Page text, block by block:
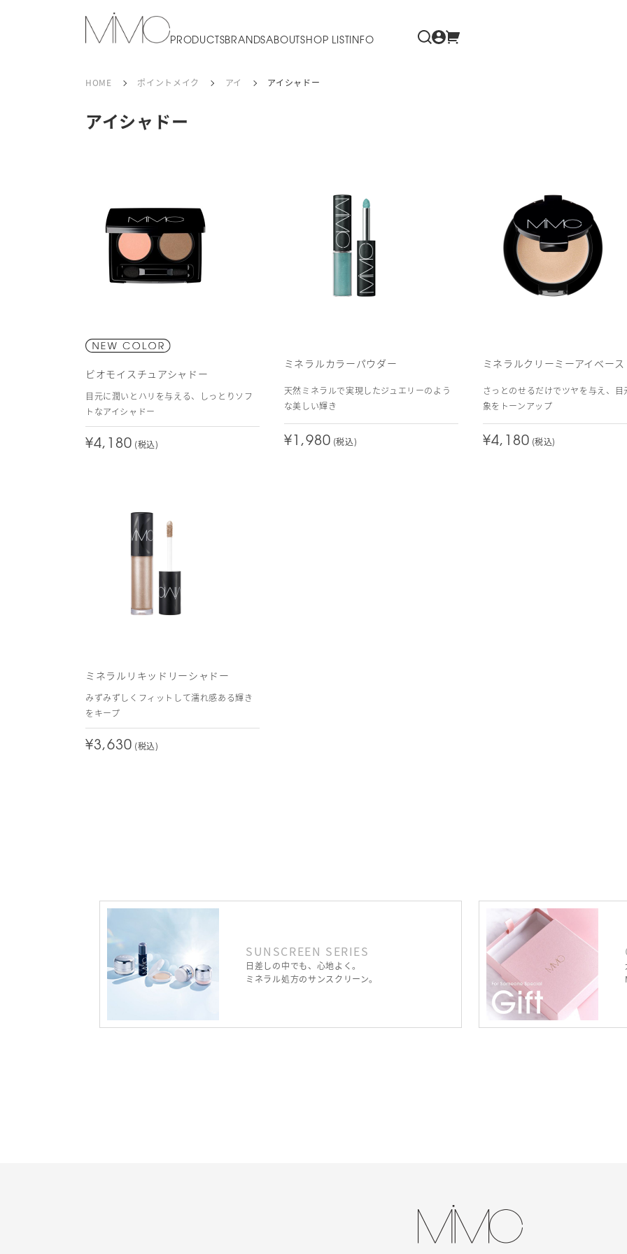
PRODUCTSBRANDSABOUTSHOP LIST INFO
HOME ポイントメイク アイ アイシャドー
アイシャドー
ビオモイスチュアシャドー
目元に潤いとハリを与える、しっとりソフ
トなアイシャドー
¥4,180 (税込)
ミネラルカラーパウダー
天然ミネラルで実現したジュエリーのよう
な美しい輝き
¥1,980 (税込)
ミネラルクリーミーアイベース
さっとのせるだけでツヤを与え、目
象をトーンアップ
¥4,180 (税込)
ミネラルリキッドリーシャドー
みずみずしくフィットして濡れ感ある輝き
をキープ
¥3,630 (税込)
SUNSCREEN SERIES
日差しの中でも、心地よく。
ミネラル処方のサンスクリーン。